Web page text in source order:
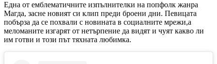
Една от емблематичните изпълнителки на попфолк жанра
Магда, засне новият си клип преди броени дни. Певицата
побърза да се похвали с новината в социалните мрежи,а
меломаните изгарят от нетърпение да видят и чуят какво ли
им готви и този път тяхната любимка.